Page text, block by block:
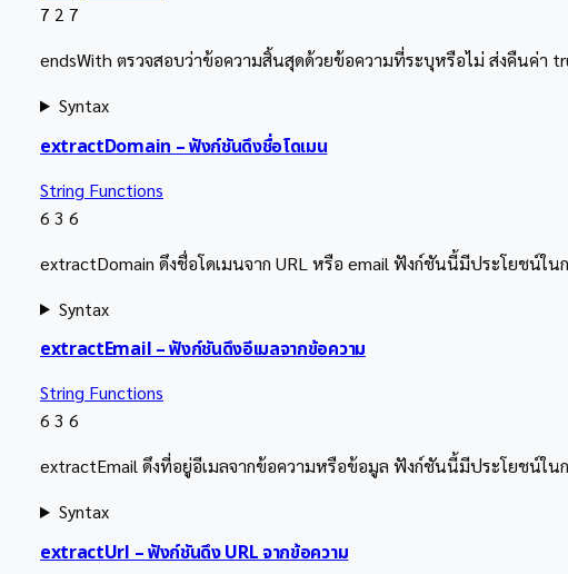
7 2 7
endsWith ตรวจสอบว่าข้อความสิ้นสุดด้วยข้อความที่ระบุหรือไม่ ส่งคืนค่
Syntax
extractDomain – ฟังก์ชันดึงชื่อโดเมน
String Functions
6 3 6
extractDomain ดึงชื่อโดเมนจาก URL หรือ email ฟังก์ชันนี้มีประโยชน์ใ
Syntax
extractEmail – ฟังก์ชันดึงอีเมลจากข้อความ
String Functions
6 3 6
extractEmail ดึงที่อยู่อีเมลจากข้อความหรือข้อมูล ฟังก์ชันนี้มีประโยชน์ใน
Syntax
extractUrl – ฟังก์ชันดึง URL จากข้อความ